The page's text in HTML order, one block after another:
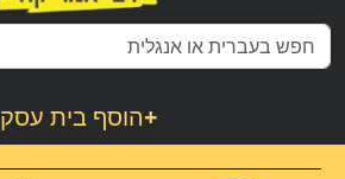
הוסף בית עסק+